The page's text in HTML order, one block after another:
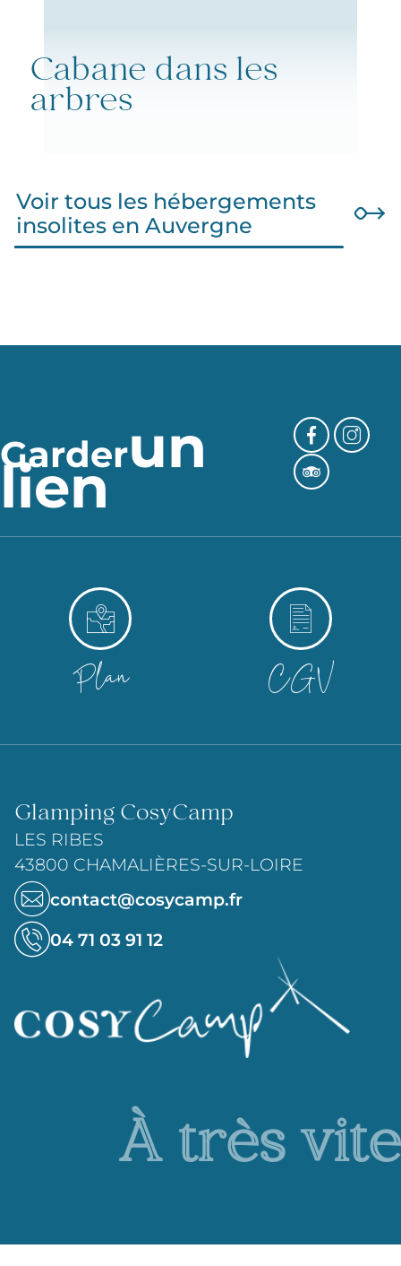
Cabane dans les
arbres
Voir tous les hébergements
insolites en Auvergne
Garderun
lien
Plan CGV
Glamping CosyCamp
LES RIBES
43800 CHAMALIÈRES-SUR-LOIRE
contact@cosycamp.fr
04 71 03 91 12
À très vite